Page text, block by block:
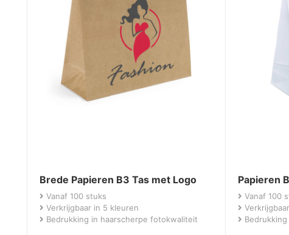
Brede Papieren B3 Tas met Logo
Vanaf 100 stuks
Verkrijgbaar in 5 kleuren
Bedrukking in haarscherpe fotokwaliteit
Papieren
Vanaf 100